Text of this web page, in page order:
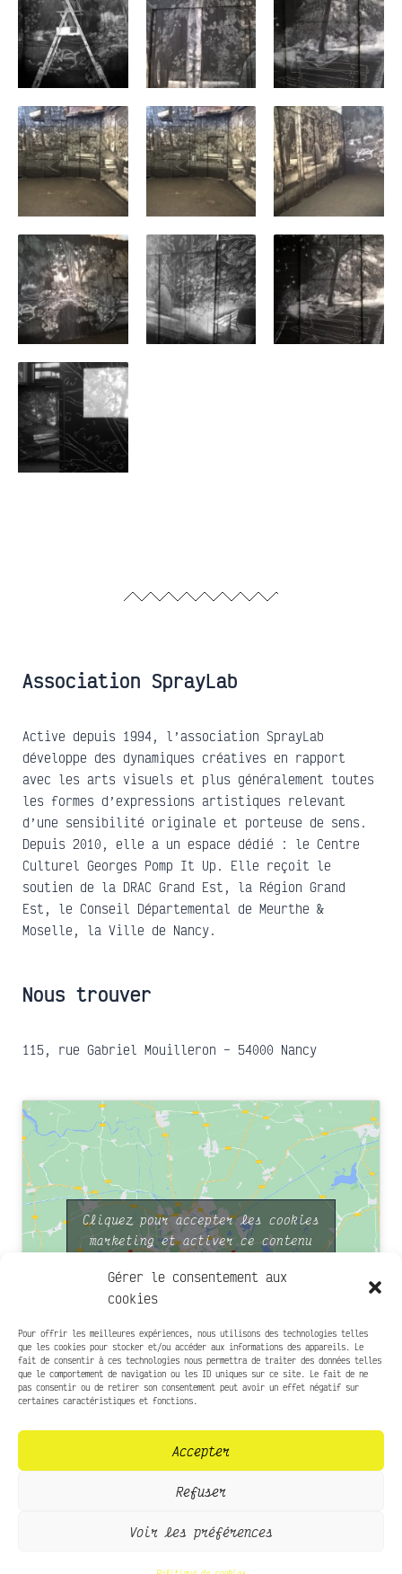
Gérer le consentement aux
cookies
Pour offrir les meilleures expériences, nous utilisons des technologies telles
que les cookies pour stocker et/ou accéder aux informations des appareils. Le
fait de consentir à ces technologies nous permettra de traiter des données telles
que le comportement de navigation ou les ID uniques sur ce site. Le fait de ne
pas consentir ou de retirer son consentement peut avoir un effet négatif sur
certaines caractéristiques et fonctions.
Accepter
Refuser
Voir les préférences
Association SprayLab
Active depuis 1994, l’association SprayLab
développe des dynamiques créatives en rapport
avec les arts visuels et plus généralement toutes
les formes d’expressions artistiques relevant
d’une sensibilité originale et porteuse de sens.
Depuis 2010, elle a un espace dédié : le Centre
Culturel Georges Pomp It Up. Elle reçoit le
soutien de la DRAC Grand Est, la Région Grand
Est, le Conseil Départemental de Meurthe &
Moselle, la Ville de Nancy.
Nous trouver
115, rue Gabriel Mouilleron – 54000 Nancy
Cliquez pour accepter les cookies
marketing et activer ce contenu
Infos pratiques